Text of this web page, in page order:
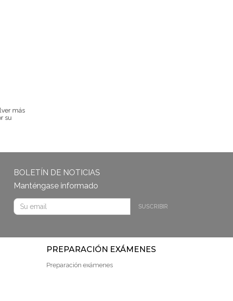
más
su
BOLETÍN DE NOTICIAS
Manténgase informado
SUSCRIBIR
PREPARACIÓN EXÁMENES
Preparación exámenes